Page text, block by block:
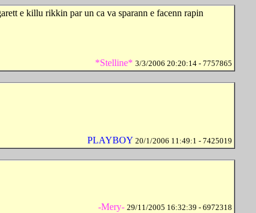
e killu rikkin par un ca va sparann e facenn rapin
*Stelline* 3/3/2006 20:20:14 - 7757865
PLAYBOY 20/1/2006 11:49:1 - 7425019
-Mery- 29/11/2005 16:32:39 - 6972318